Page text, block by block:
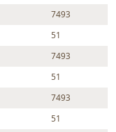
7493
51
7493
51
7493
51